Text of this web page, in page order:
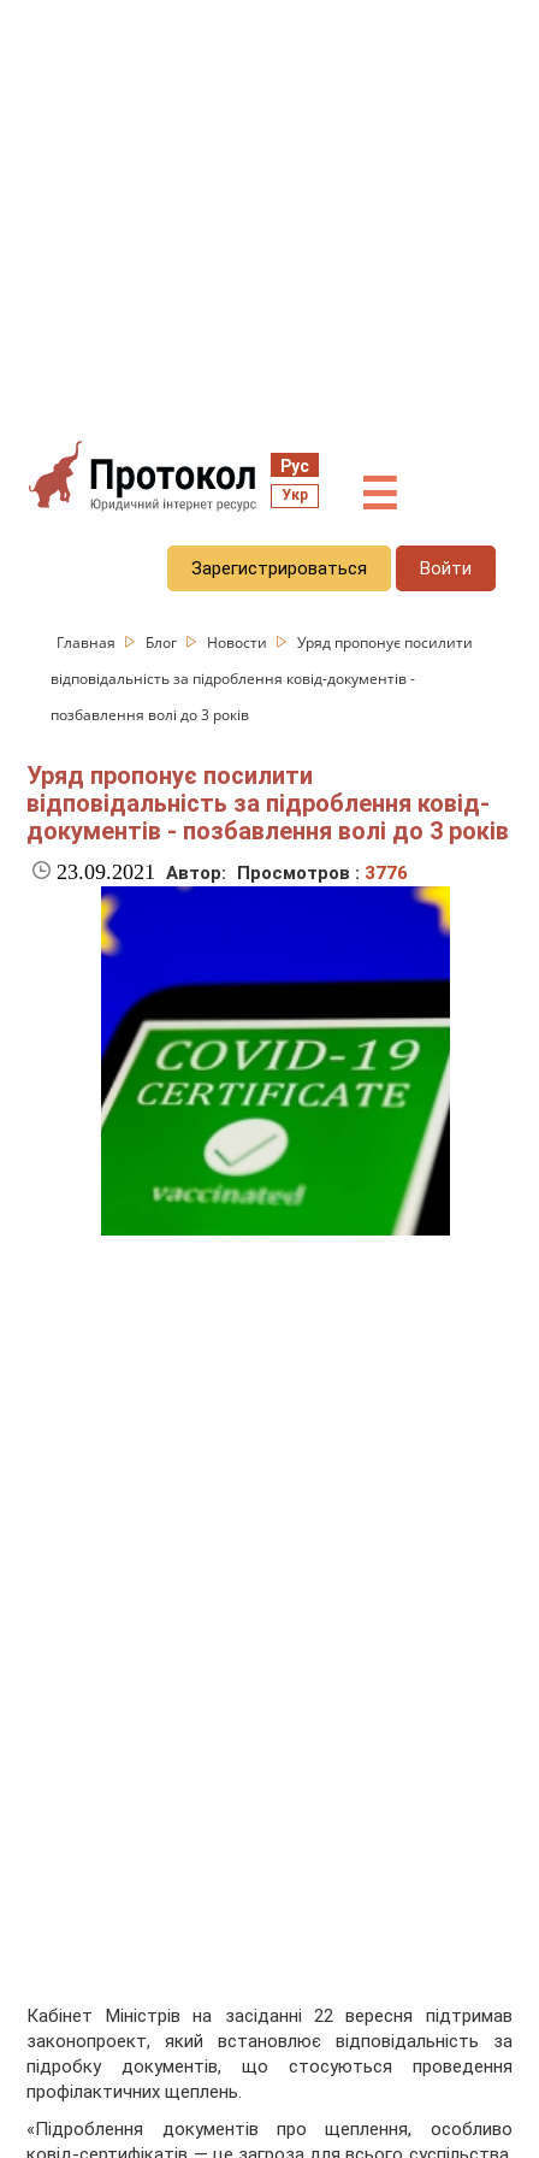
Рус
Укр ☰
Зарегистрироваться Войти
Главная Блог Новости
Уряд пропонує посилити
відповідальність за підроблення ковід-документів -
позбавлення волі до 3 років
Уряд пропонує посилити
відповідальність за підроблення ковід-
документів - позбавлення волі до 3 років
23.09.2021 Автор: Просмотров : 3776
Кабінет Міністрів на засіданні 22 вересня підтримав
законопроект, який встановлює відповідальність за
підробку документів, що стосуються проведення
профілактичних щеплень.
«Підроблення документів про щеплення, особливо